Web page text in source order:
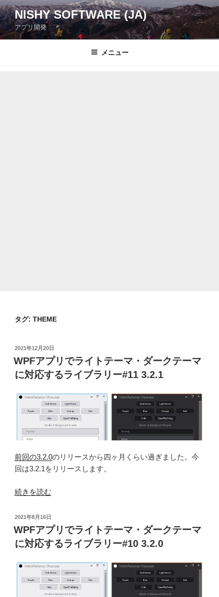
コ
ン
テ
ン
NISHY SOFTWARE (JA)
アプリ開発
メニュー
タグ: THEME
投
稿
日:
2021年12月20日
WPFアプリでライトテーマ・ダークテーマ
に対応するライブラリー#11 3.2.1
前回の3.2.0のリリースから四ヶ月くらい過ぎました。今
回は3.2.1をリリースします。
“WPF
プ
リ
で
ラ
イ
続きを読む
投
稿
日:
2021年8月16日
WPFアプリでライトテーマ・ダークテーマ
に対応するライブラリー#10 3.2.0